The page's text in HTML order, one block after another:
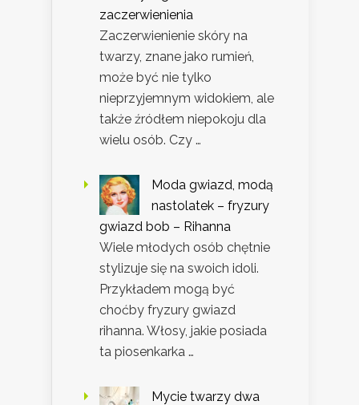
zaczerwienienia
Zaczerwienienie skóry na
twarzy, znane jako rumień,
może być nie tylko
nieprzyjemnym widokiem, ale
także źródłem niepokoju dla
wielu osób. Czy …
Moda gwiazd, modą
nastolatek – fryzury
gwiazd bob – Rihanna
Wiele młodych osób chętnie
stylizuje się na swoich idoli.
Przykładem mogą być
choćby fryzury gwiazd
rihanna. Włosy, jakie posiada
ta piosenkarka …
Mycie twarzy dwa